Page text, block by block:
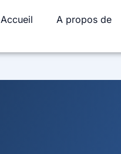
Accueil A propos de